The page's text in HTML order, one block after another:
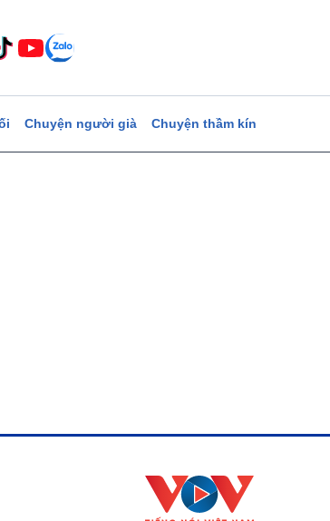
Chuyện người già Chuyện thầm kín